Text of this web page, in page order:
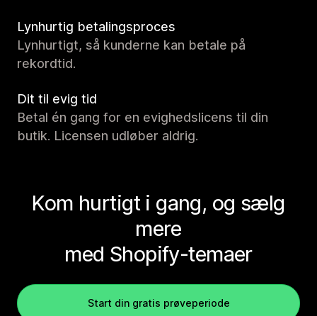
Lynhurtig betalingsproces
Lynhurtigt, så kunderne kan betale på
rekordtid.
Dit til evig tid
Betal én gang for en evighedslicens til din
butik. Licensen udløber aldrig.
Kom hurtigt i gang, og sælg
mere
med Shopify-temaer
Start din gratis prøveperiode